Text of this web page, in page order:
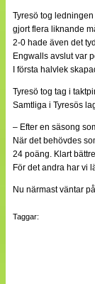
Tipsa
Tyresö tog
gjort flera liknande
2-0 hade även det
Engwalls avslut var
I första halvlek
Tyresö tog tag i
Samtliga i Tyresös
– Efter en säsong
När det behövdes
24 poäng. Klart
För det andra har vi
Nu närmast väntar
Taggar: